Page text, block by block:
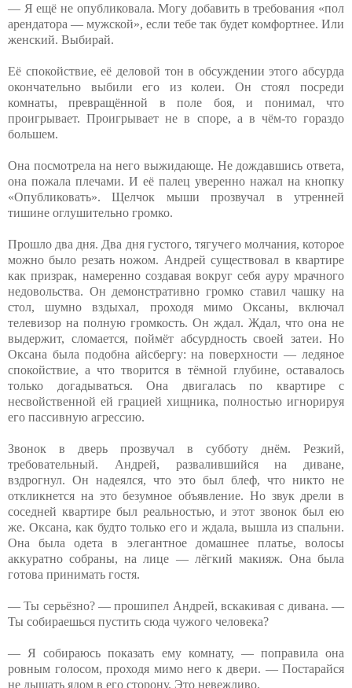
— Я ещё не опубликовала. Могу добавить в требования «пол
арендатора — мужской», если тебе так будет комфортнее. Или
женский. Выбирай.
Её спокойствие, её деловой тон в обсуждении этого абсурда
окончательно выбили его из колеи. Он стоял посреди
комнаты, превращённой в поле боя, и понимал, что
проигрывает. Проигрывает не в споре, а в чём-то гораздо
большем.
Она посмотрела на него выжидающе. Не дождавшись ответа,
она пожала плечами. И её палец уверенно нажал на кнопку
«Опубликовать». Щелчок мыши прозвучал в утренней
тишине оглушительно громко.
Прошло два дня. Два дня густого, тягучего молчания, которое
можно было резать ножом. Андрей существовал в квартире
как призрак, намеренно создавая вокруг себя ауру мрачного
недовольства. Он демонстративно громко ставил чашку на
стол, шумно вздыхал, проходя мимо Оксаны, включал
телевизор на полную громкость. Он ждал. Ждал, что она не
выдержит, сломается, поймёт абсурдность своей затеи. Но
Оксана была подобна айсбергу: на поверхности — ледяное
спокойствие, а что творится в тёмной глубине, оставалось
только догадываться. Она двигалась по квартире с
несвойственной ей грацией хищника, полностью игнорируя
его пассивную агрессию.
Звонок в дверь прозвучал в субботу днём. Резкий,
требовательный. Андрей, развалившийся на диване,
вздрогнул. Он надеялся, что это был блеф, что никто не
откликнется на это безумное объявление. Но звук дрели в
соседней квартире был реальностью, и этот звонок был ею
же. Оксана, как будто только его и ждала, вышла из спальни.
Она была одета в элегантное домашнее платье, волосы
аккуратно собраны, на лице — лёгкий макияж. Она была
готова принимать гостя.
— Ты серьёзно? — прошипел Андрей, вскакивая с дивана. —
Ты собираешься пустить сюда чужого человека?
— Я собираюсь показать ему комнату, — поправила она
ровным голосом, проходя мимо него к двери. — Постарайся
не дышать ядом в его сторону. Это невежливо.